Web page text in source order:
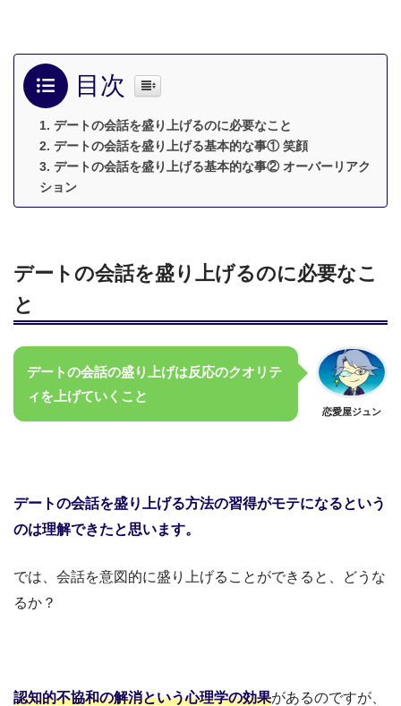
目次
デートの会話を盛り上げるのに必要なこと
デートの会話を盛り上げる基本的な事① 笑顔
デートの会話を盛り上げる基本的な事② オーバーリアク
ション
デートの会話を盛り上げるのに必要なこ
と
デートの会話の盛り上げは反応のクオリテ
ィを上げていくこと
恋愛屋ジュン
デートの会話を盛り上げる方法の習得がモテになるという
のは理解できたと思います。
では、会話を意図的に盛り上げることができると、どうな
るか？
認知的不協和の解消という心理学の効果があるのですが、